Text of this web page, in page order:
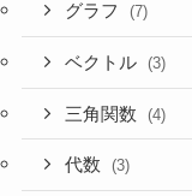
グラフ (7)
ベクトル (3)
三角関数 (4)
代数 (3)